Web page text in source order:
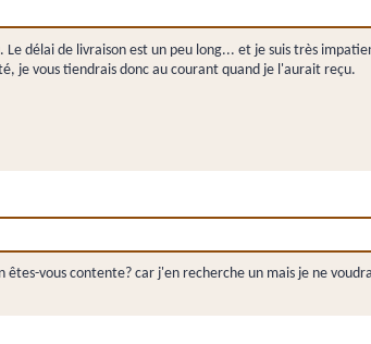
délai de livraison est un peu long... et je suis très
je vous tiendrais donc au courant quand je l'aurait reçu.
vous contente? car j'en recherche un mais je ne